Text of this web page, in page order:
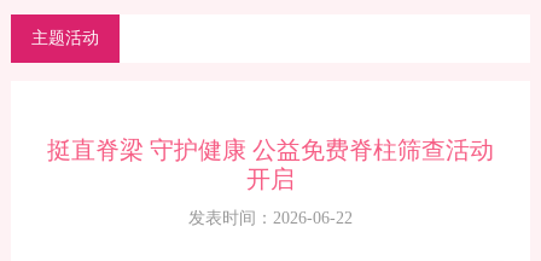
主题活动
挺直脊梁 守护健康 公益免费脊柱筛查活动
开启
发表时间：2026-06-22